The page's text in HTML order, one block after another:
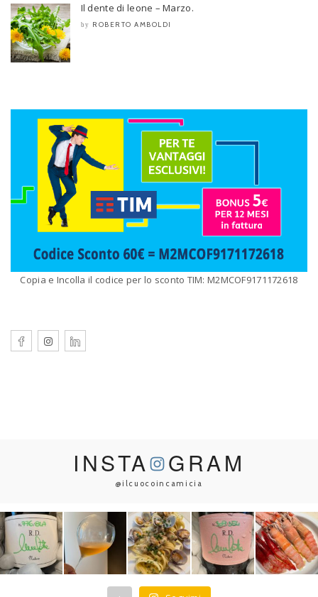
Il dente di leone – Marzo.
by ROBERTO AMBOLDI
Copia e Incolla il codice per lo sconto TIM: M2MCOF9171172618
INSTA GRAM
@ilcuocoincamicia